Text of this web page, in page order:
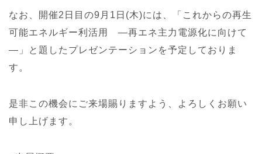
なお、開催2日目の9月1日(木)には、「これからの再生
可能エネルギー利活用 ―再エネ主力電源化に向けて
―」と題したプレゼンテーションを予定しておりま
す。
是非この機会にご来場賜りますよう、よろしくお願い
申し上げます。